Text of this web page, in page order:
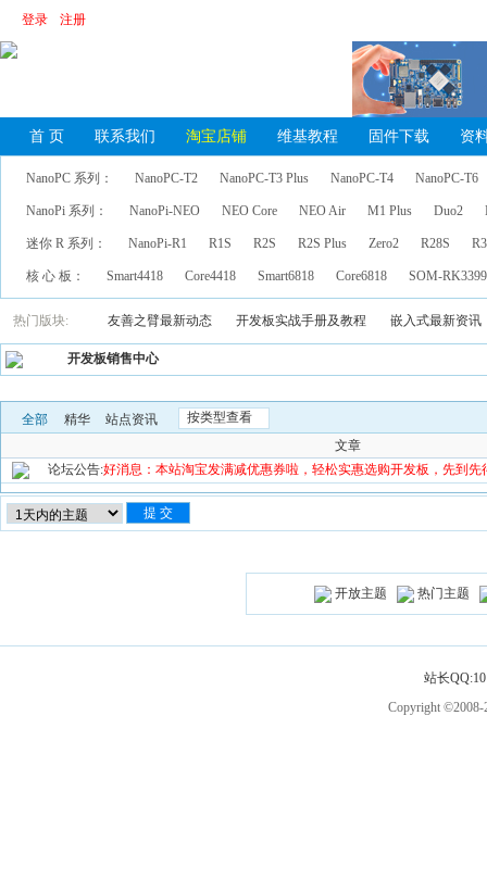
登录 注册
首 页 联系我们 淘宝店铺 维基教程 固件下载 资
NanoPC 系列： NanoPC-T2 NanoPC-T3 Plus NanoPC-T4 NanoPC-T6
NanoPi 系列： NanoPi-NEO NEO Core NEO Air M1 Plus Duo2
迷你 R 系列： NanoPi-R1 R1S R2S R2S Plus Zero2 R28S
核 心 板： Smart4418 Core4418 Smart6818 Core6818 SOM-
热门版块: 友善之臂最新动态 开发板实战手册及教程 嵌入式最新资讯
开发板销售中心
全部 精华 站点资讯
按类型查看
文章
论坛公告:好消息：本站淘宝发满减优惠券啦，轻松实惠选购开发板，先到
开放主题 热门主题
站长
Copyright